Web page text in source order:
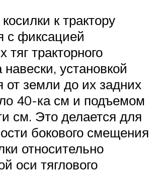
к трактору
с фиксацией
тяг тракторного
навески, установкой
от земли до их задних
40-ка см и подъемом
см. Это делается для
бокового смещения
относительно
оси тяглового